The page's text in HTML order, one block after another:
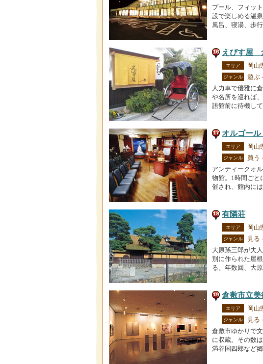
プール、フィッ
設で楽しめる温
風呂、寝湯、歩
えびす屋
エリア 岡山
ジャンル
遊ぶ
人力車で優雅に
や名所を巡れば
語館前に待機して
オルゴー
エリア 岡山
ジャンル
買う
アンティークオ
物館。1時間ごと
催され、館内に
有隣荘
エリア 岡山
ジャンル
見る
大原孫三郎が夫
別に作られた屋
る。年数回、大
倉敷市立美
エリア 岡山
ジャンル
見る
倉敷市ゆかりで
に収蔵。その数
満谷国四郎など